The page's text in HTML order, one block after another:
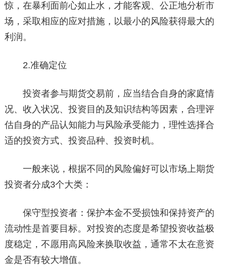
惊，在暴利面前心如止水，才能客观、公正地分析市
场，采取相应的应对措施，以最小的风险获得最大的
利润。
2.准确定位
投资者参与期货交易前，应当结合自身的家庭情
况、收入状况、投资目的及知识结构等因素，合理评
估自身的产品认知能力与风险承受能力，理性选择合
适的投资方式、投资品种、投资时机。
一般来说，根据不同的风险偏好可以市场上期货
投资者分成3个大类：
保守型投资者：保护本金不受损蚀和保持资产的
流动性是首要目标。对投资的态度是希望投资收益极
度稳定，不愿用高风险来换取收益，通常不太在意资
金是否有较大增值。